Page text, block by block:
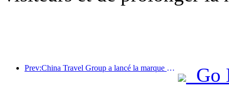
Prev:China Travel Group a lancé la marque « China Travel Good Times » pour se développer sur le marché du tourisme senior.
Go